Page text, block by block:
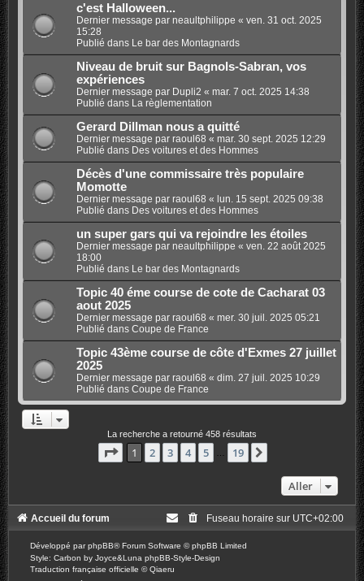
c'est Halloween...
Dernier message par neaultphilippe « ven. 31 oct. 2025
15:28
Publié dans Le bar des Montagnards
Niveau de bruit sur Bagnols-Sabran, vos
expériences
Dernier message par Dupli2 « mar. 7 oct. 2025 14:38
Publié dans La règlementation
Gerard Dillman nous a quitté
Dernier message par raoul68 « mar. 30 sept. 2025 12:29
Publié dans Des voitures et des Hommes
Décès d'une commissaire très populaire
Momotte
Dernier message par raoul68 « lun. 15 sept. 2025 09:38
Publié dans Des voitures et des Hommes
un super gars qui va rejoindre les étoiles
Dernier message par neaultphilippe « ven. 22 août 2025
18:00
Publié dans Le bar des Montagnards
Topic 40 éme course de cote de Cacharat 03
aout 2025
Dernier message par raoul68 « mer. 30 juil. 2025 05:21
Publié dans Coupe de France
Topic 43ème course de côte d'Exmes 27 juillet
2025
Dernier message par raoul68 « dim. 27 juil. 2025 10:29
Publié dans Coupe de France
La recherche a retourné 458 résultats
Page 1sur19
1 2 3 4 5 19
Aller
Accueil du forum Fuseau horaire sur UTC+02:00
Développé parphpBB® Forum Software © phpBB Limited
Style: Carbon by Joyce&Luna phpBB-Style-Design
Traduction française officielle ©Qiaeru